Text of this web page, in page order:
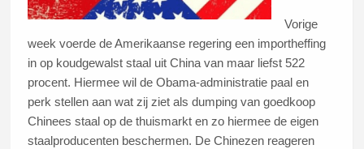
Vorige
week voerde de Amerikaanse regering een importheffing
in op koudgewalst staal uit China van maar liefst 522
procent. Hiermee wil de Obama-administratie paal en
perk stellen aan wat zij ziet als dumping van goedkoop
Chinees staal op de thuismarkt en zo hiermee de eigen
staalproducenten beschermen. De Chinezen reageren